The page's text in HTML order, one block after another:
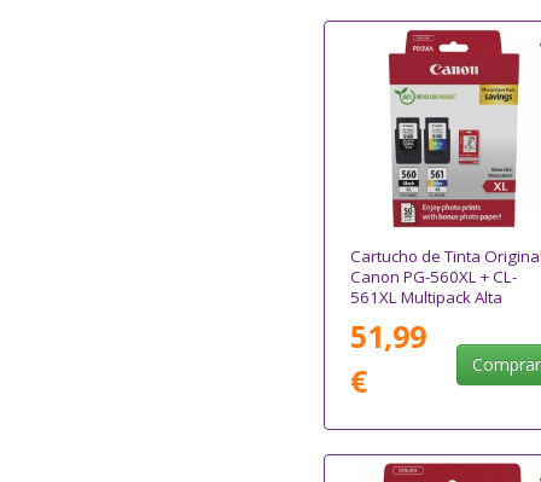
Cartucho de Tinta
Canon PG-560XL + CL-
561XL Multipack Alta
+ Papel Fotográfico
51,99
€
Comprar